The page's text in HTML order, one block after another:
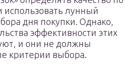
использовать лунный
дня покупки. Однако,
эффективности этих
и они не должны
критерии выбора.